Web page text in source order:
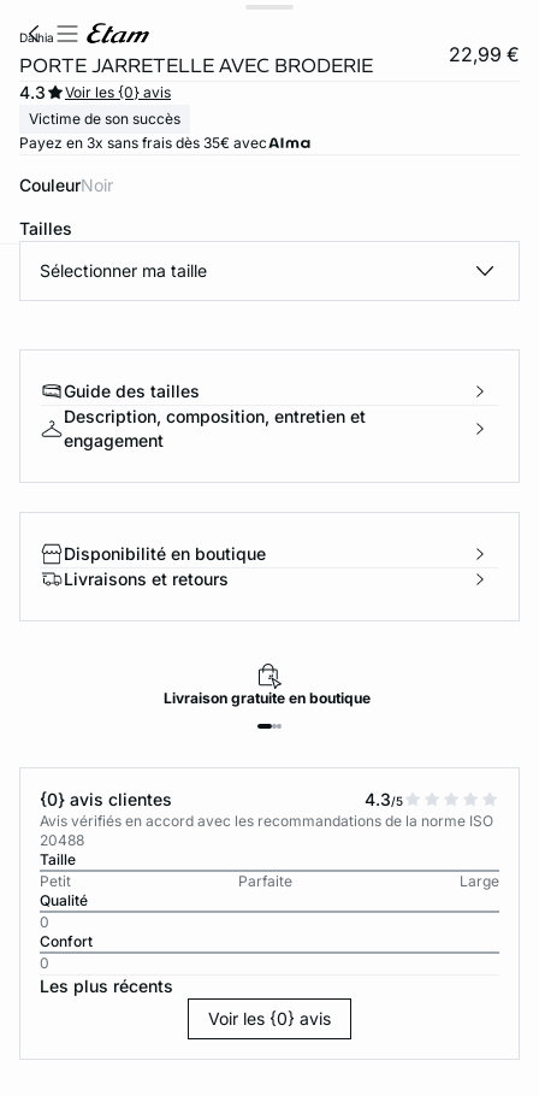
dalhia
PORTE JARRETELLE AVEC BRODERIE 22,99 €
4.3
Voir les {0} avis
Victime de son succès
Payez en 3x sans frais dès 35€ avec
Couleur noir
Tailles
Sélectionner ma taille
Guide des tailles
Description, composition, entretien et
engagement
Disponibilité en boutique
Livraisons et retours
Livraisongratuiteen boutique
{0} avis clientes 4.3/5
Avis vérifiés en accord avec les recommandations de la norme ISO
20488
Taille
Petit
Parfaite
Large
Qualité
0
Confort
0
Les plus récents
Voir les {0} avis